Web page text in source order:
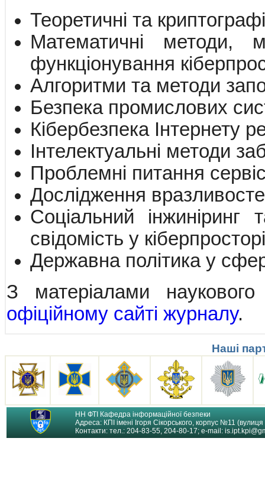
Теоретичні та
Математичні методи,
функціонування
Алгоритми та методи
Безпека промислових
Кібербезпека Інтернету
Інтелектуальні методи
Проблемні питання
Дослідження
Соціальний
свідомість у кіберпросторі
Державна політика у
З матеріалами
офіційному сайті журналу.
Наші
НН ФТІ Кафедра інформаційної безпеки
Адреса: КПІ імені Ігоря Сікорського, корпус №11
Контакти: тел.: 204-83-55, 204-80-17; e-mail: